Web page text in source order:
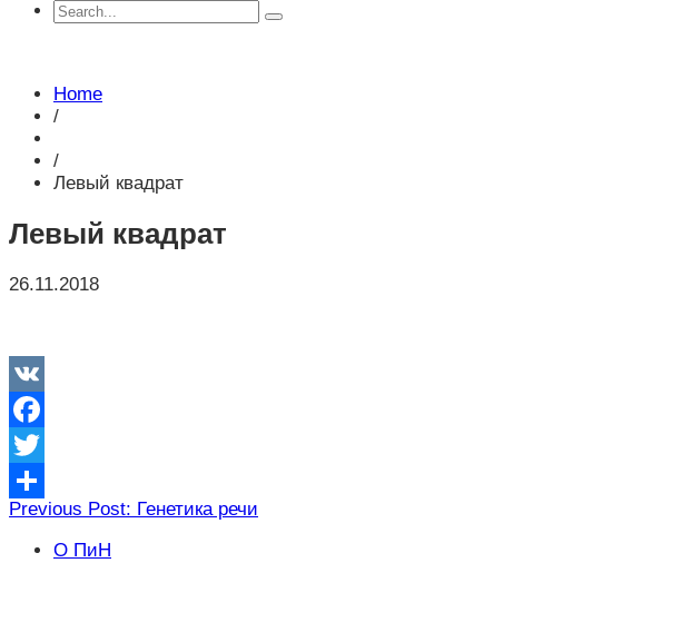
Home
/
/
Левый квадрат
Левый квадрат
26.11.2018
VK
Facebook
Twitter
Отправить
Навигация
по
Previous Post: Генетика речи
О ПиН